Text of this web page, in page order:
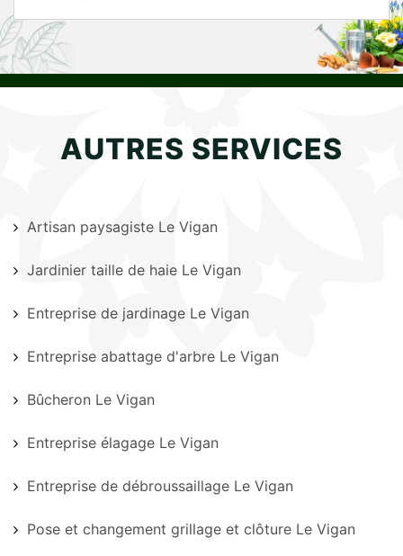
AUTRES SERVICES
Artisan paysagiste Le Vigan
Jardinier taille de haie Le Vigan
Entreprise de jardinage Le Vigan
Entreprise abattage d'arbre Le Vigan
Bûcheron Le Vigan
Entreprise élagage Le Vigan
Entreprise de débroussaillage Le Vigan
Pose et changement grillage et clôture Le Vigan